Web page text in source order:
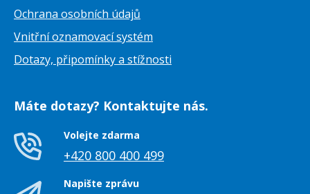
Ochrana osobních údajů
Vnitřní oznamovací systém
Dotazy, připomínky a stížnosti
Máte dotazy? Kontaktujte nás.
Volejte zdarma
+420 800 400 499
Napište zprávu